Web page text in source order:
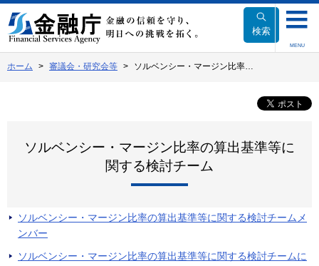
文
へ
動
検索
MENU
ホーム 審議会・研究会等 ソルベンシー・マージン比率…
ソルベンシー・マージン比率の算出基準等に
関する検討チーム
ソルベンシー・マージン比率の算出基準等に関する検討チームメ
ンバー
ソルベンシー・マージン比率の算出基準等に関する検討チームに